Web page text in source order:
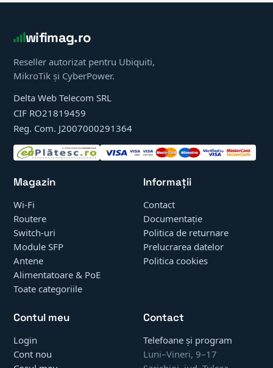
wifimag.ro
Reseller autorizat pentru Ubiquiti,
MikroTik și CyberPower.
Delta Web Telecom SRL
CIF RO21819459
Reg. Com. J2007000291364
Magazin
Wi-Fi
Routere
Switch-uri
Module SFP
Antene
Alimentatoare & PoE
Toate categoriile
Informații
Contact
Documentație
Politica de returnare
Prelucrarea datelor
Politica cookies
Contul meu
Login
Cont nou
Contact
Telefoane și program
Luni–Vineri, 9–17